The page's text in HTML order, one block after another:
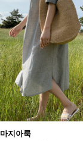
마지아룩